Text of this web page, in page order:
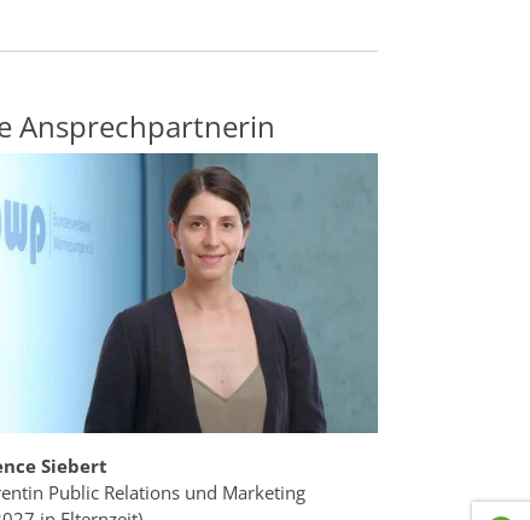
Ansprechpartnerin
Siebert
Public Relations und Marketing